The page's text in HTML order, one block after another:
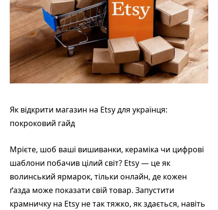
Як відкрити магазин на Etsy для українця:
покроковий гайд
Мрієте, шоб ваші вишиванки, кераміка чи цифрові
шаблони побачив цілий світ? Etsy — це як
волинський ярмарок, тільки онлайн, де кожен
ґазда може показати свій товар. Запустити
крамничку на Etsy не так тяжко, як здається, навіть